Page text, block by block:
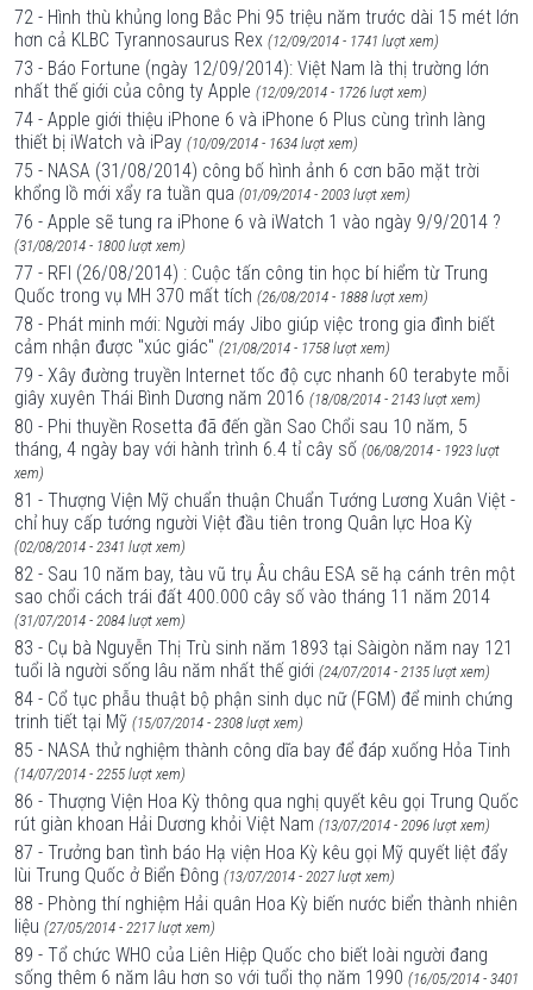
72 - Hình thù khủng long Bắc Phi 95 triệu năm trước dài 15 mét lớn
hơn cả KLBC Tyrannosaurus Rex (12/09/2014 - 1741 lượt xem)
73 - Báo Fortune (ngày 12/09/2014): Việt Nam là thị trường lớn
nhất thế giới của công ty Apple (12/09/2014 - 1726 lượt xem)
74 - Apple giới thiệu iPhone 6 và iPhone 6 Plus cùng trình làng
thiết bị iWatch và iPay (10/09/2014 - 1634 lượt xem)
75 - NASA (31/08/2014) công bố hình ảnh 6 cơn bão mặt trời
khổng lồ mới xẩy ra tuần qua (01/09/2014 - 2003 lượt xem)
76 - Apple sẽ tung ra iPhone 6 và iWatch 1 vào ngày 9/9/2014 ?
(31/08/2014 - 1800 lượt xem)
77 - RFI (26/08/2014) : Cuộc tấn công tin học bí hiểm từ Trung
Quốc trong vụ MH 370 mất tích (26/08/2014 - 1888 lượt xem)
78 - Phát minh mới: Người máy Jibo giúp việc trong gia đình biết
cảm nhận được "xúc giác" (21/08/2014 - 1758 lượt xem)
79 - Xây đường truyền Internet tốc độ cực nhanh 60 terabyte mỗi
giây xuyên Thái Bình Dương năm 2016 (18/08/2014 - 2143 lượt xem)
80 - Phi thuyền Rosetta đã đến gần Sao Chổi sau 10 năm, 5
tháng, 4 ngày bay với hành trình 6.4 tỉ cây số (06/08/2014 - 1923 lượt
xem)
81 - Thượng Viện Mỹ chuẩn thuận Chuẩn Tướng Lương Xuân Việt -
chỉ huy cấp tướng người Việt đầu tiên trong Quân lực Hoa Kỳ
(02/08/2014 - 2341 lượt xem)
82 - Sau 10 năm bay, tàu vũ trụ Âu châu ESA sẽ hạ cánh trên một
sao chổi cách trái đất 400.000 cây số vào tháng 11 năm 2014
(31/07/2014 - 2084 lượt xem)
83 - Cụ bà Nguyễn Thị Trù sinh năm 1893 tại Sàigòn năm nay 121
tuổi là người sống lâu năm nhất thế giới (24/07/2014 - 2135 lượt xem)
84 - Cổ tục phẫu thuật bộ phận sinh dục nữ (FGM) để minh chứng
trinh tiết tại Mỹ (15/07/2014 - 2308 lượt xem)
85 - NASA thử nghiệm thành công dĩa bay để đáp xuống Hỏa Tinh
(14/07/2014 - 2255 lượt xem)
86 - Thượng Viện Hoa Kỳ thông qua nghị quyết kêu gọi Trung Quốc
rút giàn khoan Hải Dương khỏi Việt Nam (13/07/2014 - 2096 lượt xem)
87 - Trưởng ban tình báo Hạ viện Hoa Kỳ kêu gọi Mỹ quyết liệt đẩy
lùi Trung Quốc ở Biển Đông (13/07/2014 - 2027 lượt xem)
88 - Phòng thí nghiệm Hải quân Hoa Kỳ biến nước biển thành nhiên
liệu (27/05/2014 - 2217 lượt xem)
89 - Tổ chức WHO của Liên Hiệp Quốc cho biết loài người đang
sống thêm 6 năm lâu hơn so với tuổi thọ năm 1990 (16/05/2014 - 3401